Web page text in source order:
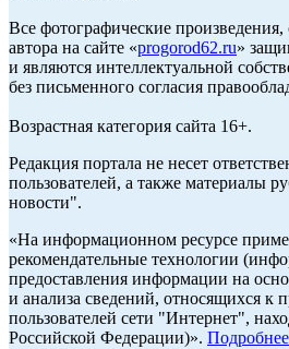
Все фотографические
автора на сайте «progorod62.ru»
и являются интеллектуальной
без письменного согласия
Возрастная категория сайта 16+.
Редакция портала не несет
пользователей, а также материалы
новости".
«На информационном ресурсе
рекомендательные технологии
предоставления информации на
и анализа сведений, относящихся к
пользователей сети "Интернет",
Российской Федерации)». Подробнее